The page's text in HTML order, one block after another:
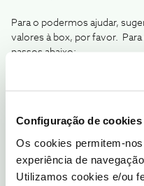
Configuração de cookies
Os cookies permitem-
experiência de
Utilizamos cookies e/ou
Para o podermos ajudar,
valores à box, por favor.
passos abaixo: